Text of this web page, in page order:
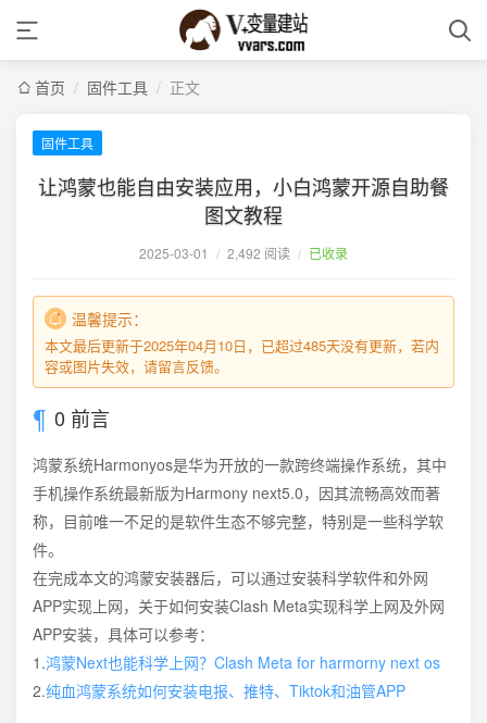
首页 / 固件工具 / 正文
固件工具
让鸿蒙也能自由安装应用，小白鸿蒙开源自助餐
图文教程
2025-03-01 / 2,492 阅读 / 已收录
温馨提示：
本文最后更新于2025年04月10日，已超过485天没有更新，若内
容或图片失效，请留言反馈。
0 前言
鸿蒙系统Harmonyos是华为开放的一款跨终端操作系统，其中
手机操作系统最新版为Harmony next5.0，因其流畅高效而著
称，目前唯一不足的是软件生态不够完整，特别是一些科学软
件。
在完成本文的鸿蒙安装器后，可以通过安装科学软件和外网
APP实现上网，关于如何安装Clash Meta实现科学上网及外网
APP安装，具体可以参考：
1.鸿蒙Next也能科学上网？Clash Meta for harmorny next os
2.纯血鸿蒙系统如何安装电报、推特、Tiktok和油管APP